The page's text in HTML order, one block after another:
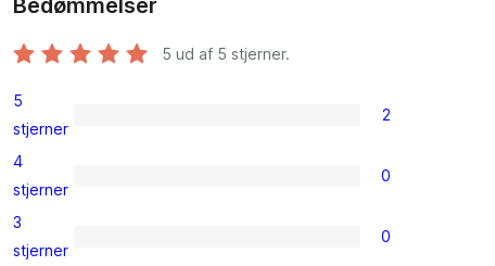
Bedømmelser
5 ud af 5 stjerner.
2
5-
stjernet
5
stjerner
2
0
4-
stjernet
4
stjerner
0
0
3
stjerner
0